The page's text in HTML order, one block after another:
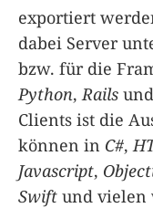
exportiert
dabei Server
bzw. für die
Python,Rails
Clients ist die
können in C#,
Javascript,
Swift und vielen